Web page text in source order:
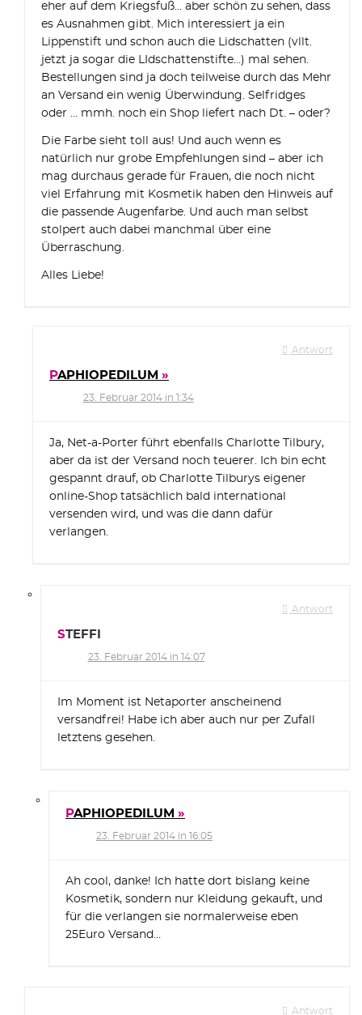
eher auf dem Kriegsfuß… aber schön zu sehen, dass
es Ausnahmen gibt. Mich interessiert ja ein
Lippenstift und schon auch die Lidschatten (vllt.
jetzt ja sogar die LIdschattenstifte…) mal sehen.
Bestellungen sind ja doch teilweise durch das Mehr
an Versand ein wenig Überwindung. Selfridges
oder … mmh. noch ein Shop liefert nach Dt. – oder?
Die Farbe sieht toll aus! Und auch wenn es
natürlich nur grobe Empfehlungen sind – aber ich
mag durchaus gerade für Frauen, die noch nicht
viel Erfahrung mit Kosmetik haben den Hinweis auf
die passende Augenfarbe. Und auch man selbst
stolpert auch dabei manchmal über eine
Überraschung.
Alles Liebe!
Antwort
PAPHIOPEDILUM
23. Februar 2014 in 1:34
Ja, Net-a-Porter führt ebenfalls Charlotte Tilbury,
aber da ist der Versand noch teuerer. Ich bin echt
gespannt drauf, ob Charlotte Tilburys eigener
online-Shop tatsächlich bald international
versenden wird, und was die dann dafür
verlangen.
Antwort
STEFFI
23. Februar 2014 in 14:07
Im Moment ist Netaporter anscheinend
versandfrei! Habe ich aber auch nur per Zufall
letztens gesehen.
PAPHIOPEDILUM
23. Februar 2014 in 16:05
Ah cool, danke! Ich hatte dort bislang keine
Kosmetik, sondern nur Kleidung gekauft, und
für die verlangen sie normalerweise eben
25Euro Versand…
Antwort